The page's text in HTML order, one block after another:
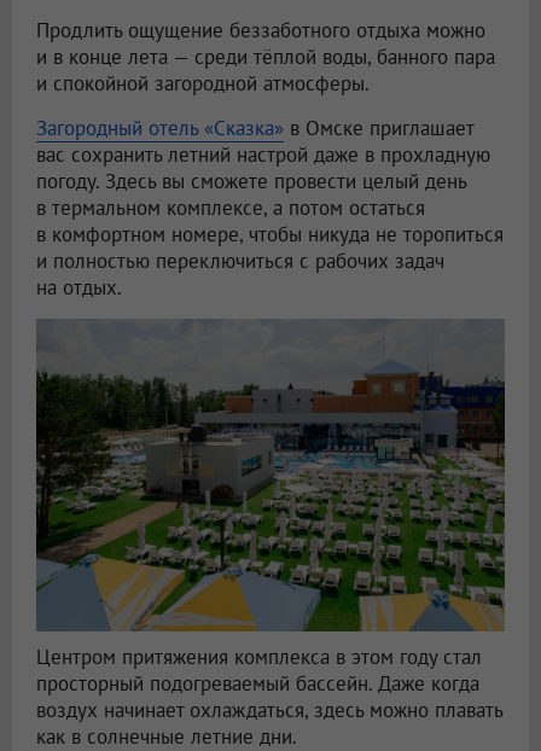
Продлить ощущение беззаботного отдыха можно
и в конце лета — среди тёплой воды, банного пара
и спокойной загородной атмосферы.
Загородный отель «Сказка» в Омске приглашает
вас сохранить летний настрой даже в прохладную
погоду. Здесь вы сможете провести целый день
в термальном комплексе, а потом остаться
в комфортном номере, чтобы никуда не торопиться
и полностью переключиться с рабочих задач
на отдых.
Центром притяжения комплекса в этом году стал
просторный подогреваемый бассейн. Даже когда
воздух начинает охлаждаться, здесь можно плавать
как в солнечные летние дни.